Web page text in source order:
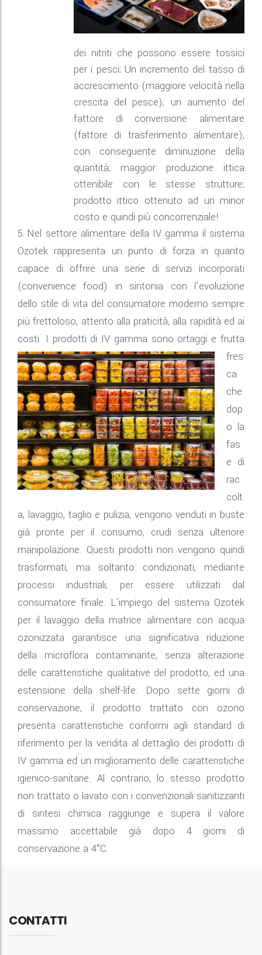
dei nitriti che possono essere tossici
per i pesci; Un incremento del tasso di
accrescimento (maggiore velocità nella
crescita del pesce); un aumento del
fattore di conversione alimentare
(fattore di trasferimento alimentare),
con conseguente diminuzione della
quantità; maggior produzione ittica
ottenibile con le stesse strutture;
prodotto ittico ottenuto ad un minor
costo e quindi più concorrenziale!
5. Nel settore alimentare della IV gamma il sistema
Ozotek rappresenta un punto di forza in quanto
capace di offrire una serie di servizi incorporati
(convenience food) in sintonia con l’evoluzione
dello stile di vita del consumatore moderno sempre
più frettoloso, attento alla praticità, alla rapidità ed ai
costi. I prodotti di IV gamma sono ortaggi e frutta
fres
ca
che
dop
o la
fas
e di
rac
colt
a, lavaggio, taglio e pulizia, vengono venduti in buste
già pronte per il consumo, crudi senza ulteriore
manipolazione. Questi prodotti non vengono quindi
trasformati, ma soltanto condizionati, mediante
processi industriali, per essere utilizzati dal
consumatore finale. L’impiego del sistema Ozotek
per il lavaggio della matrice alimentare con acqua
ozonizzata garantisce una significativa riduzione
della microflora contaminante, senza alterazione
delle caratteristiche qualitative del prodotto, ed una
estensione della shelf-life. Dopo sette giorni di
conservazione, il prodotto trattato con ozono
presenta caratteristiche conformi agli standard di
riferimento per la vendita al dettaglio dei prodotti di
IV gamma ed un miglioramento delle caratteristiche
igienico-sanitarie. Al contrario, lo stesso prodotto
non trattato o lavato con i convenzionali sanitizzanti
di sintesi chimica raggiunge e supera il valore
massimo accettabile già dopo 4 giorni di
conservazione a 4°C.
CONTATTI